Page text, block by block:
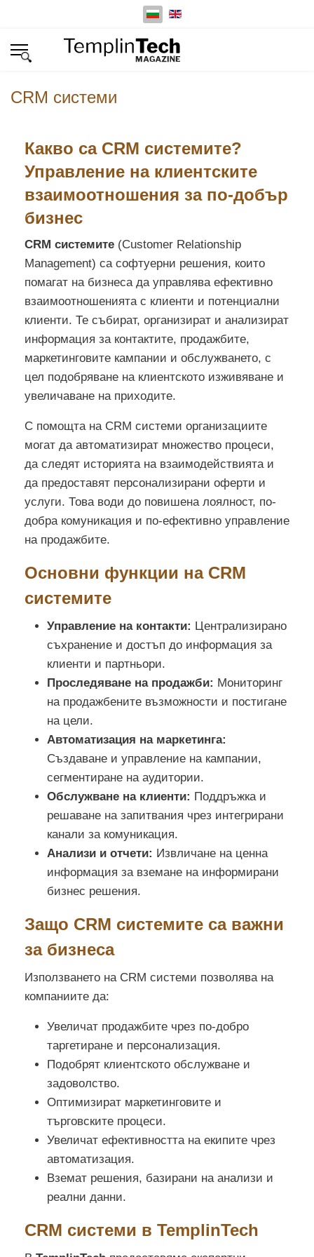
Изберете език
CRM системи
Какво са CRM системите?
Управление на клиентските
взаимоотношения за по-добър
бизнес
CRM системите (Customer Relationship
Management) са софтуерни решения, които
помагат на бизнеса да управлява ефективно
взаимоотношенията с клиенти и потенциални
клиенти. Те събират, организират и анализират
информация за контактите, продажбите,
маркетинговите кампании и обслужването, с
цел подобряване на клиентското изживяване и
увеличаване на приходите.
С помощта на CRM системи организациите
могат да автоматизират множество процеси,
да следят историята на взаимодействията и
да предоставят персонализирани оферти и
услуги. Това води до повишена лоялност, по-
добра комуникация и по-ефективно управление
на продажбите.
Основни функции на CRM
системите
Управление на контакти: Централизирано
съхранение и достъп до информация за
клиенти и партньори.
Проследяване на продажби: Мониторинг
на продажбените възможности и постигане
на цели.
Автоматизация на маркетинга:
Създаване и управление на кампании,
сегментиране на аудитории.
Обслужване на клиенти: Поддръжка и
решаване на запитвания чрез интегрирани
канали за комуникация.
Анализи и отчети: Извличане на ценна
информация за вземане на информирани
бизнес решения.
Защо CRM системите са важни
за бизнеса
Използването на CRM системи позволява на
компаниите да:
Увеличат продажбите чрез по-добро
таргетиране и персонализация.
Подобрят клиентското обслужване и
задоволство.
Оптимизират маркетинговите и
търговските процеси.
Увеличат ефективността на екипите чрез
автоматизация.
Вземат решения, базирани на анализи и
реални данни.
CRM системи в TemplinTech